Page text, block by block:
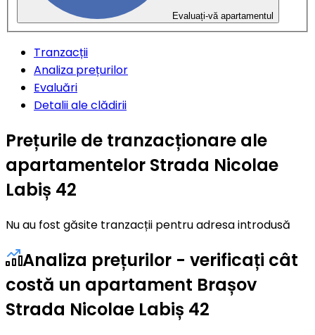
Evaluați-vă apartamentul
Tranzacții
Analiza prețurilor
Evaluări
Detalii ale clădirii
Prețurile de tranzacționare ale
apartamentelor Strada Nicolae
Labiș 42
Nu au fost găsite tranzacții pentru adresa introdusă
Analiza prețurilor - verificați cât
costă un apartament Brașov
Strada Nicolae Labiș 42